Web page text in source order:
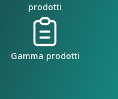
prodotti
Gamma prodotti